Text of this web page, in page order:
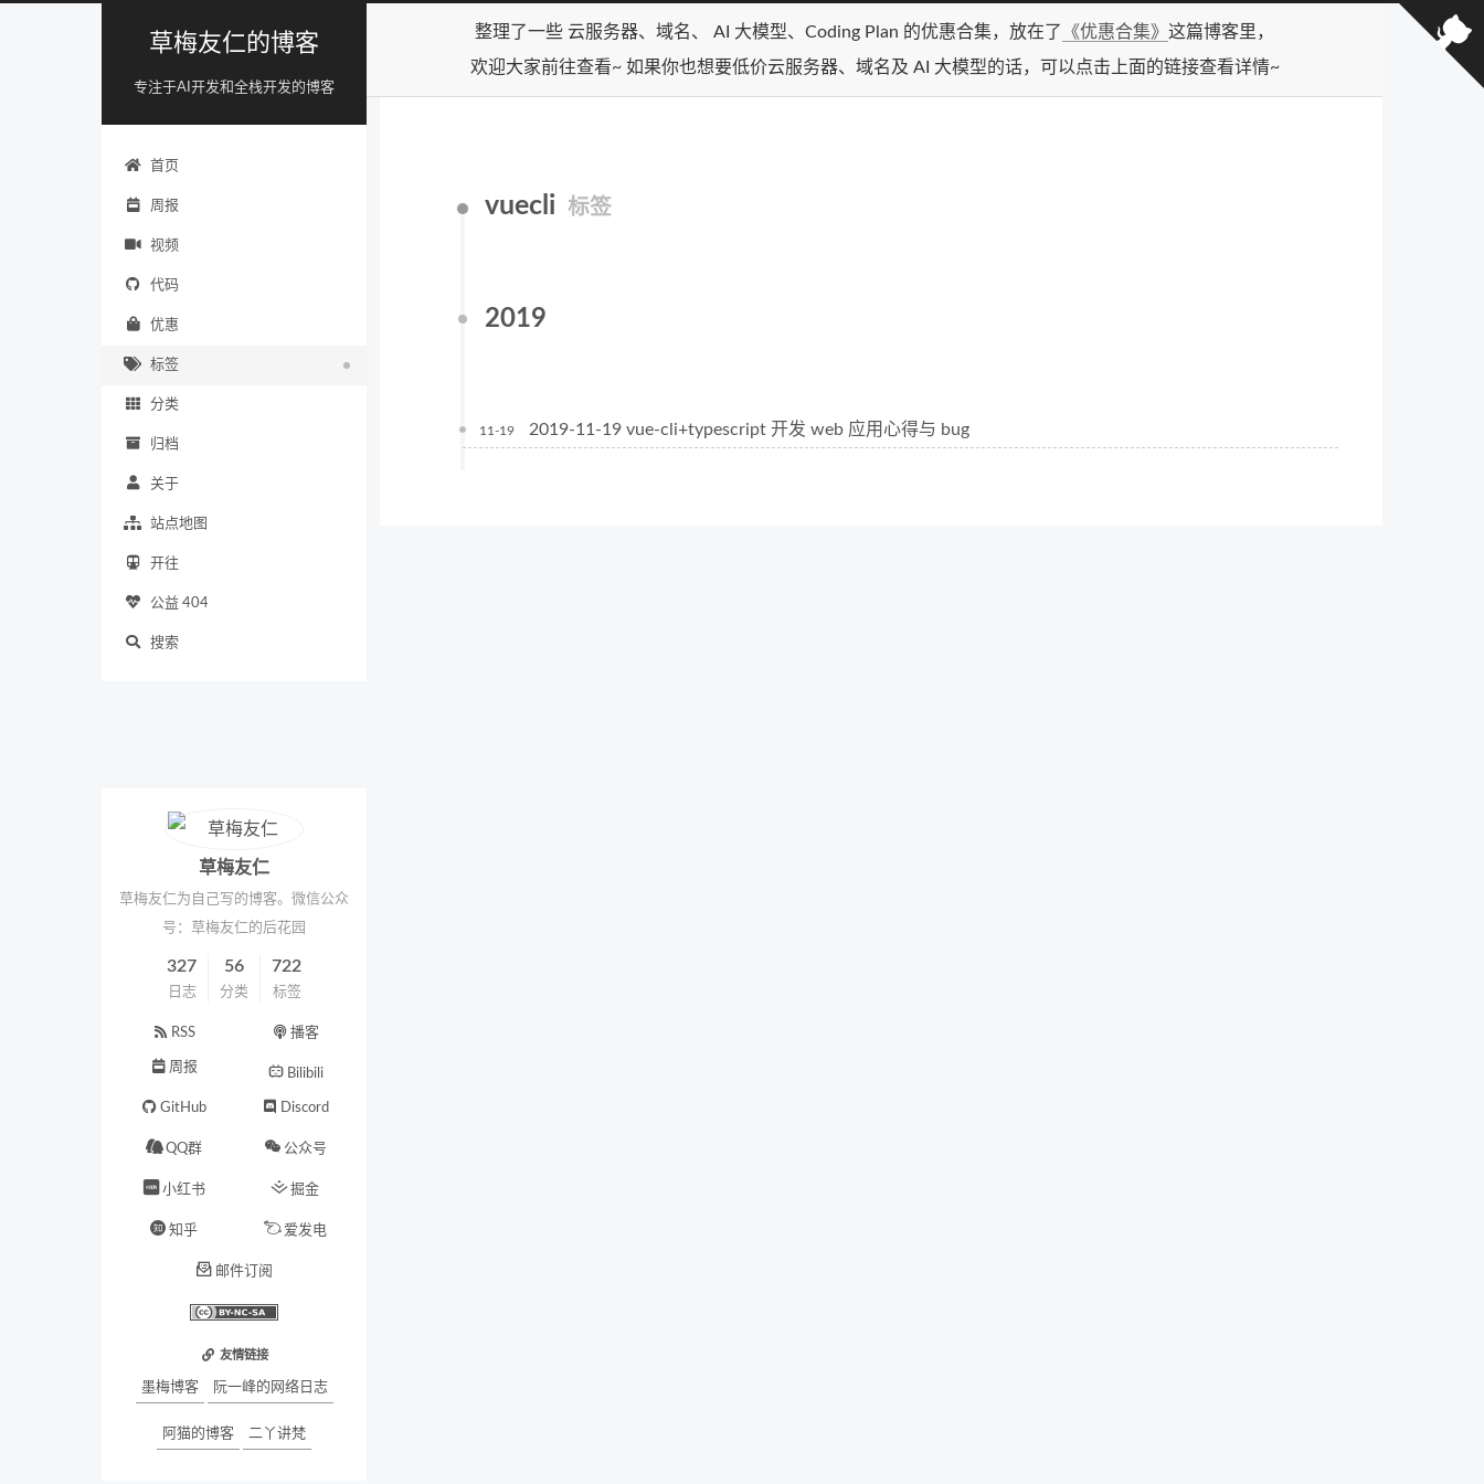
整理了一些 云服务器、域名、 AI 大模型、Coding Plan 的优惠合集，放在了 《优惠合集》 这篇博客里，
欢迎大家前往查看~ 如果你也想要低价云服务器、域名及 AI 大模型的话，可以点击上面的链接查看详情~
草梅友仁的博客
专注于AI开发和全栈开发的博客
首页
周报
视频
代码
优惠
标签
分类
归档
关于
站点地图
开往
公益 404
搜索
vuecli 标签
2019
11-19 2019-11-19 vue-cli+typescript 开发 web 应用心得与 bug
草梅友仁
草梅友仁为自己写的博客。微信公众
号：草梅友仁的后花园
327
日志
56
分类
722
标签
RSS 播客
周报 Bilibili
GitHub Discord
QQ群 公众号
小红书 掘金
知乎 爱发电
邮件订阅
友情链接
墨梅博客 阮一峰的网络日志
阿猫的博客 二丫讲梵